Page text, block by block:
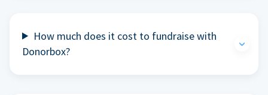
How much does it cost to fundraise with
Donorbox?